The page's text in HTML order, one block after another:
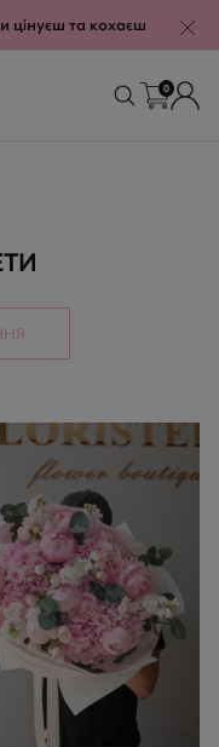
цінуєш та кохаєш
0